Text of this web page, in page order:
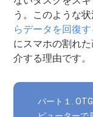
う。このような
らデータを回復す
にスマホの割れ
介する理由です。
パート１.